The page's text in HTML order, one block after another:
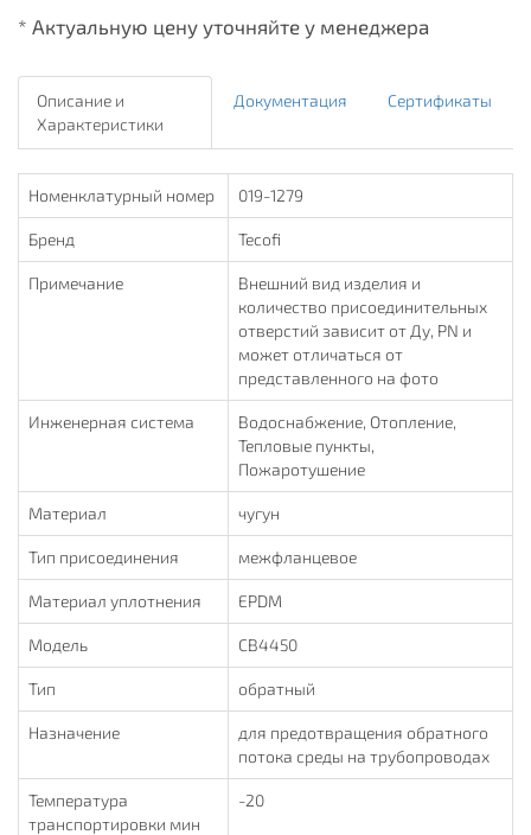
* Актуальную цену уточняйте у менеджера
Описание и
Характеристики
Документация Сертификаты
Номенклатурный номер 019-1279
Бренд Tecofi
Примечание
Внешний вид изделия и
количество присоединительных
отверстий зависит от Ду, PN и
может отличаться от
представленного на фото
Инженерная система
Водоснабжение, Отопление,
Тепловые пункты,
Пожаротушение
Материал чугун
Тип присоединения межфланцевое
Материал уплотнения EPDM
Модель CB4450
Тип обратный
Назначение
для предотвращения обратного
потока среды на трубопроводах
Температура
транспортировки мин
-20